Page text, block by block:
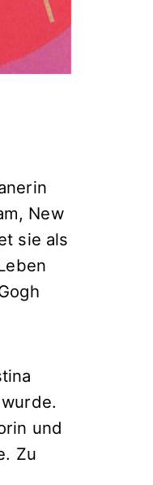
New
sie als
und
Zu